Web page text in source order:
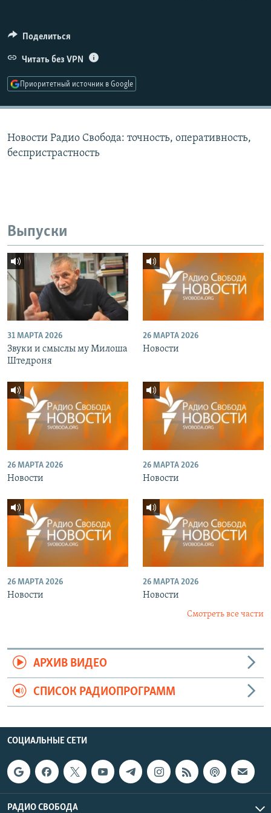
ПОДПИШИТЕСЬ НА РАССЫЛКУ
СОЦИАЛЬНЫЕ СЕТИ
Поделиться
Читать без VPN
Приоритетный источник в Google
Новости Радио Свобода: точность, оперативность,
беспристрастность
Выпуски
31 МАРТА 2026
Звуки и смыслы му Милоша
Штедроня
26 МАРТА 2026
Новости
26 МАРТА 2026
Новости
26 МАРТА 2026
Новости
26 МАРТА 2026
Новости
26 МАРТА 2026
Новости
Смотреть все части
АРХИВ ВИДЕО
СПИСОК РАДИОПРОГРАММ
СОЦИАЛЬНЫЕ СЕТИ
РАДИО СВОБОДА